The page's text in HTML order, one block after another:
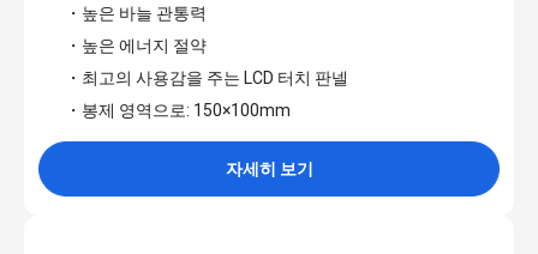
・높은 바늘 관통력
・높은 에너지 절약
・최고의 사용감을 주는 LCD 터치 판넬
・봉제 영역으로: 150×100mm
자세히 보기